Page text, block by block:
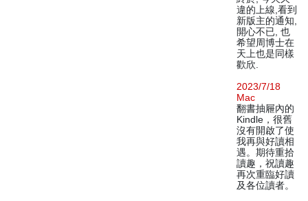
違的上線,看到
新版主的通知,
開心不已, 也
希望周博士在
天上也是同樣
歡欣.
2023/7/18
Mac
翻書抽屜內的
Kindle，很舊
沒有開啟了使
我再與好讀相
遇。期待重拾
讀趣，祝讀趣
再次重臨好讀
及各位讀者。